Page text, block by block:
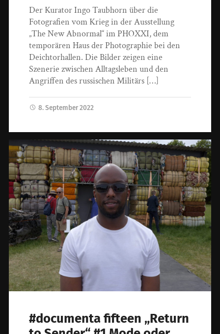
Der Kurator Ingo Taubhorn über die
Fotografien vom Krieg in der Ausstellung
„The New Abnormal“ im PHOXXI, dem
temporären Haus der Photographie bei den
Deichtorhallen. Die Bilder zeigen eine
Szenerie zwischen Alltagsleben und den
Angriffen des russischen Militärs […]
8. September 2022
#documenta fifteen „Return